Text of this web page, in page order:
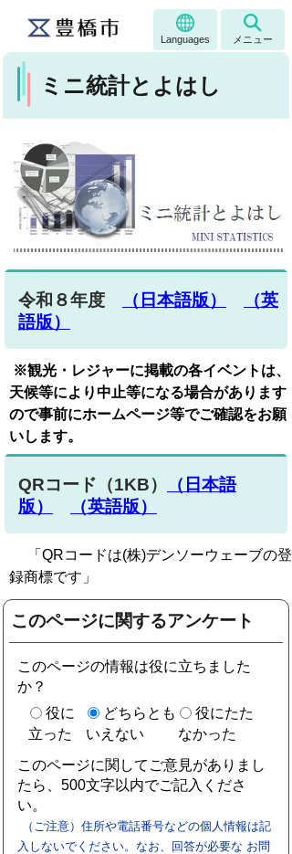
Languages メニュー
ミニ統計とよはし
令和８年度 （日本語版）
（英
語版）
※観光・レジャーに掲載の各イベントは、
天候等により中止等になる場合があります
ので事前にホームページ等でご確認をお願
いします。
QRコード（1KB）
（日本語
版）
（英語版）
「QRコードは(株)デンソーウェーブの登
録商標です」
このページに関するアンケート
このページの情報は役に立ちました
か？
役に
立った
どちらとも
いえない
役にたた
なかった
このページに関してご意見がありまし
たら、500文字以内でご記入くださ
い。
（ご注意）住所や電話番号などの個人情報は記
入しないでください。なお、回答が必要な お問